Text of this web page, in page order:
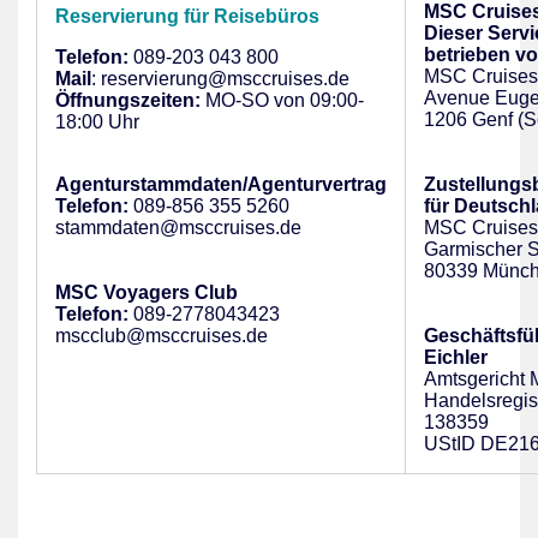
Reservierung für Reisebüros
Telefon: 089-203 043 800
Mail : reservierung@msccruises.de
Öffnungszeiten: MO-SO von 09:00-
18:00 Uhr
Agenturstammdaten/Agenturvertrag
Telefon: 089-856 355 5260
stammdaten@msccruises.de
MSC Voyagers Club
Telefon: 089-2778043423
mscclub@msccruises.de
MSC
Dieser
betrieben
MSC
Avenue
1206 Genf
für
MSC
Garmischer
80339
Eichler
Amtsgericht
138359
UStID